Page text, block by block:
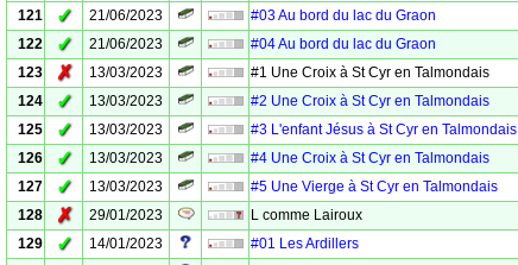
121
✓ 21/06/2023
#03 Au bord du lac du Graon
122
✓ 21/06/2023
#04 Au bord du lac du Graon
123
✗ 13/03/2023
#1 Une Croix à St Cyr en Talmondais
124
✓ 13/03/2023
#2 Une Croix à St Cyr en Talmondais
125
✓ 13/03/2023
#3 L'enfant Jésus à St Cyr en Talmondais
126
✓ 13/03/2023
#4 Une Croix à St Cyr en Talmondais
127
✓ 13/03/2023
#5 Une Vierge à St Cyr en Talmondais
128
✗ 29/01/2023
L comme Lairoux
129
✓ 14/01/2023
#01 Les Ardillers